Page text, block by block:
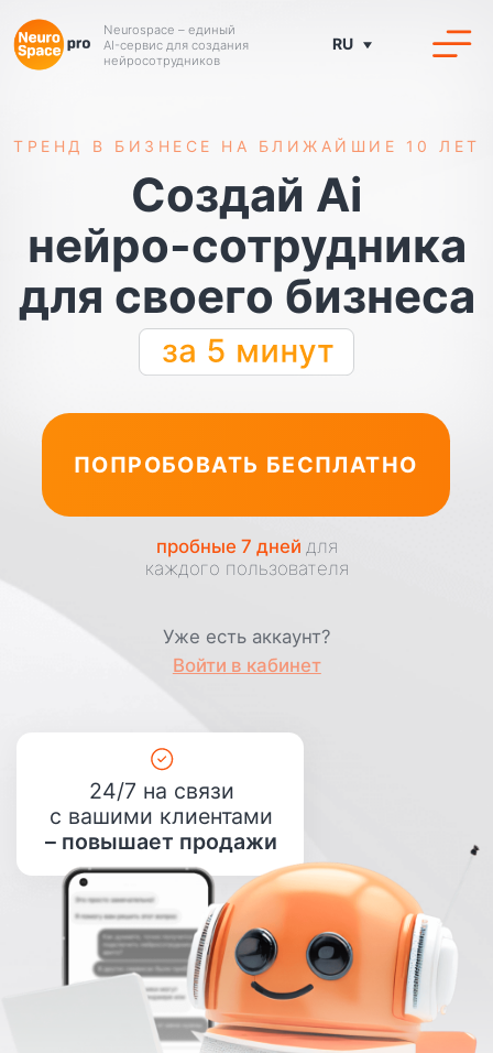
24/7 на связи
с вашими клиентами
AI-сервис для создания
нейросотрудников
Создай Ai
нейро-сотрудника
для своего бизнеса
Легко создать
на нашей платформе
без специальных знаний
Качественно заменит
вамлюбого онлайн-
работника
ПОПРОБОВАТЬ БЕСПЛАТНО
Уже есть аккаунт?
Войти в кабинет